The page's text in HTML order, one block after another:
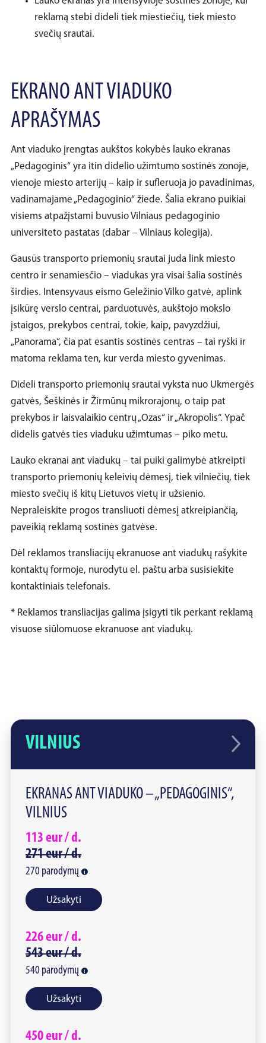
VILNIUS
EKRANAS ANT VIADUKO – „PEDAGOGINIS“,
VILNIUS
113 eur /d.
271eur /d.
270 parodymų
Užsakyti
226eur /d.
543eur /d.
540 parodymų
Užsakyti
450eur /d.
reklamą stebi dideli tiek miestiečių, tiek miesto
svečių srautai.
EKRANO ANT VIADUKO
APRAŠYMAS
Ant viaduko įrengtas aukštos kokybės lauko ekranas
„Pedagoginis“ yra itin didelio užimtumo sostinės zonoje,
vienoje miesto arterijų – kaip ir sufleruoja jo pavadinimas,
vadinamajame „Pedagoginio“ žiede. Šalia ekrano puikiai
visiems atpažįstami buvusio Vilniaus pedagoginio
universiteto pastatas (dabar – Vilniaus kolegija).
Gausūs transporto priemonių srautai juda link miesto
centro ir senamiesčio – viadukas yra visai šalia sostinės
širdies. Intensyvaus eismo Geležinio Vilko gatvė, aplink
įsikūrę verslo centrai, parduotuvės, aukštojo mokslo
įstaigos, prekybos centrai, tokie, kaip, pavyzdžiui,
„Panorama“, čia pat esantis sostinės centras – tai ryški ir
matoma reklama ten, kur verda miesto gyvenimas.
Dideli transporto priemonių srautai vyksta nuo Ukmergės
gatvės, Šeškinės ir Žirmūnų mikrorajonų, o taip pat
prekybos ir laisvalaikio centrų „Ozas“ ir „Akropolis“. Ypač
didelis gatvės ties viaduku užimtumas – piko metu.
Lauko ekranai ant viadukų – tai puiki galimybė atkreipti
transporto priemonių keleivių dėmesį, tiek vilniečių, tiek
miesto svečių iš kitų Lietuvos vietų ir užsienio.
Nepraleiskite progos transliuoti dėmesį atkreipiančią,
paveikią reklamą sostinės gatvėse.
Dėl reklamos transliacijų ekranuose ant viadukų rašykite
kontaktų formoje, nurodytu el. paštu arba susisiekite
kontaktiniais telefonais.
* Reklamos transliacijas galima įsigyti tik perkant reklamą
visuose siūlomuose ekranuose ant viadukų.